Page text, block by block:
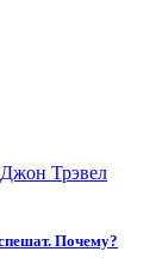
Джон Трэвел
Почему?